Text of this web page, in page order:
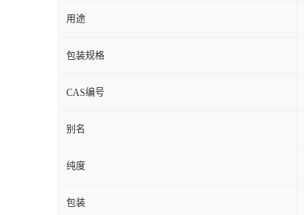
用途
包装规格
CAS编号
别名
纯度
包装